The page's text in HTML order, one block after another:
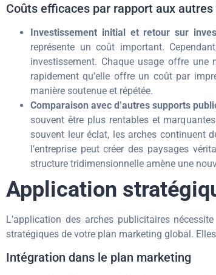
Coûts efficaces par rapport aux
Investissement initial et retour sur
représente un coût important.
investissement. Chaque usage offre une
rapidement qu’elle offre un coût par
manière soutenue et répétée.
Comparaison avec d’autres supports
souvent être plus rentables et
souvent leur éclat, les arches continuent
l’entreprise peut créer des paysages
structure tridimensionnelle amène une
Application
L’application des arches publicitaires
stratégiques de votre plan marketing global.
Intégration dans le plan marketing